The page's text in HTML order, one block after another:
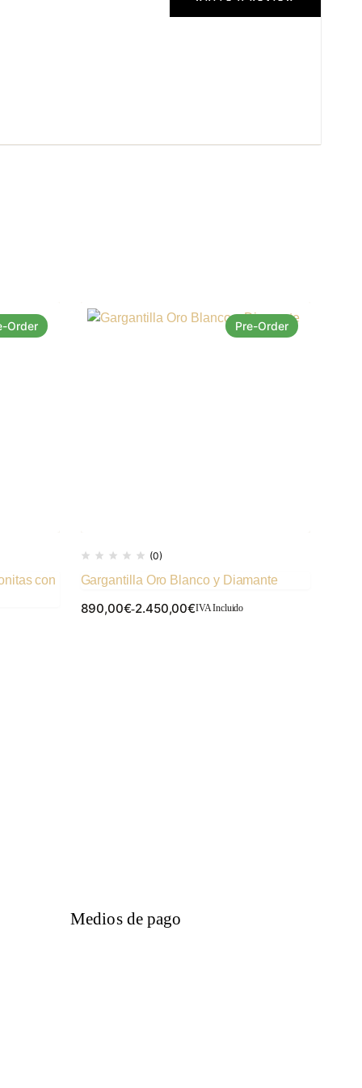
Order
con
Pre-Order
(0)
Gargantilla Oro Blanco y Diamante
890,00€-2.450,00€IVA Incluido
Medios de pago